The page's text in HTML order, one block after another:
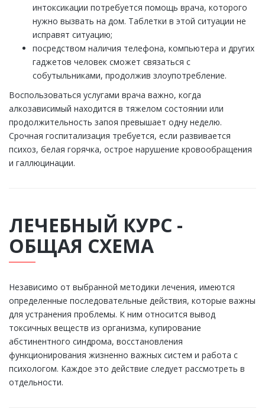
интоксикации потребуется помощь врача, которого
нужно вызвать на дом. Таблетки в этой ситуации не
исправят ситуацию;
посредством наличия телефона, компьютера и других
гаджетов человек сможет связаться с
собутыльниками, продолжив злоупотребление.
Воспользоваться услугами врача важно, когда
алкозависимый находится в тяжелом состоянии или
продолжительность запоя превышает одну неделю.
Срочная госпитализация требуется, если развивается
психоз, белая горячка, острое нарушение кровообращения
и галлюцинации.
ЛЕЧЕБНЫЙ КУРС -
ОБЩАЯ СХЕМА
Независимо от выбранной методики лечения, имеются
определенные последовательные действия, которые важны
для устранения проблемы. К ним относится вывод
токсичных веществ из организма, купирование
абстинентного синдрома, восстановления
функционирования жизненно важных систем и работа с
психологом. Каждое это действие следует рассмотреть в
отдельности.